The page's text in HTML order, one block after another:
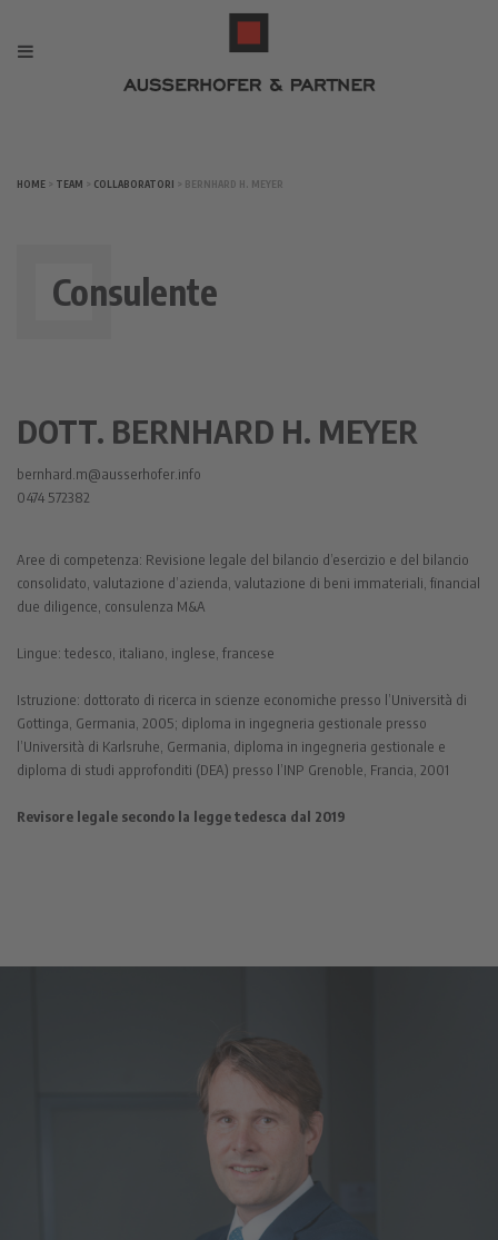
HOME > TEAM > COLLABORATORI > BERNHARD H. MEYER
Consulente
DOTT. BERNHARD H. MEYER
bernhard.m@ausserhofer.info
0474 572382
Aree di competenza: Revisione legale del bilancio d’esercizio e del bilancio
consolidato, valutazione d’azienda, valutazione di beni immateriali, financial
due diligence, consulenza M&A
Lingue: tedesco, italiano, inglese, francese
Istruzione: dottorato di ricerca in scienze economiche presso l’Università di
Gottinga, Germania, 2005; diploma in ingegneria gestionale presso
l’Università di Karlsruhe, Germania, diploma in ingegneria gestionale e
diploma di studi approfonditi (DEA) presso l’INP Grenoble, Francia, 2001
Revisore legale secondo la legge tedesca dal 2019